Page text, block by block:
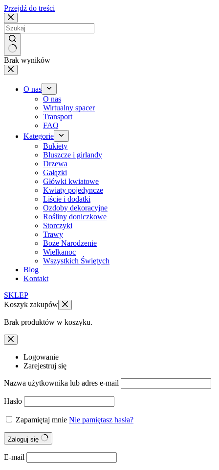
Przejdź do treści
Brak wyników
O nas
O nas
Wirtualny spacer
Transport
FAQ
Kategorie
Bukiety
Bluszcze i girlandy
Drzewa
Gałązki
Główki kwiatowe
Kwiaty pojedyncze
Liście i dodatki
Ozdoby dekoracyjne
Rośliny doniczkowe
Storczyki
Trawy
Boże Narodzenie
Wielkanoc
Wszystkich Świętych
Blog
Kontakt
SKLEP
Koszyk zakupów
Brak produktów w koszyku.
Logowanie
Zarejestruj się
Nazwa użytkownika lub adres e-mail
Hasło
Zapamiętaj mnie Nie pamiętasz hasła?
Zaloguj się
E-mail